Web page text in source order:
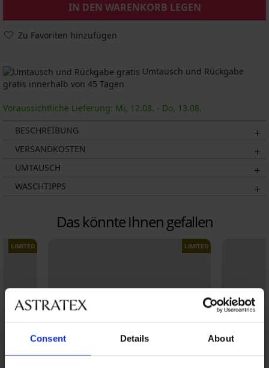
Consent Details About
IN DEN WARENKORB LEGEN
Zu Favoriten hinzufügen
Umtausch und Rückgabe
gratis innerhalb von 45 Tagen
Voraussichtliche Lieferung: Mi, 12.08. - Do, 13.08.
BESCHREIBUNG
VERSANDKOSTEN
UMTAUSCH
WASCHTIPPS
Das könnte Ihnen gefallen
LIMITED LIMITED